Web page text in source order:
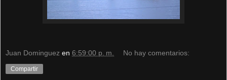
Juan Dominguez en 6:59:00 p. m. No hay comentarios:
Compartir